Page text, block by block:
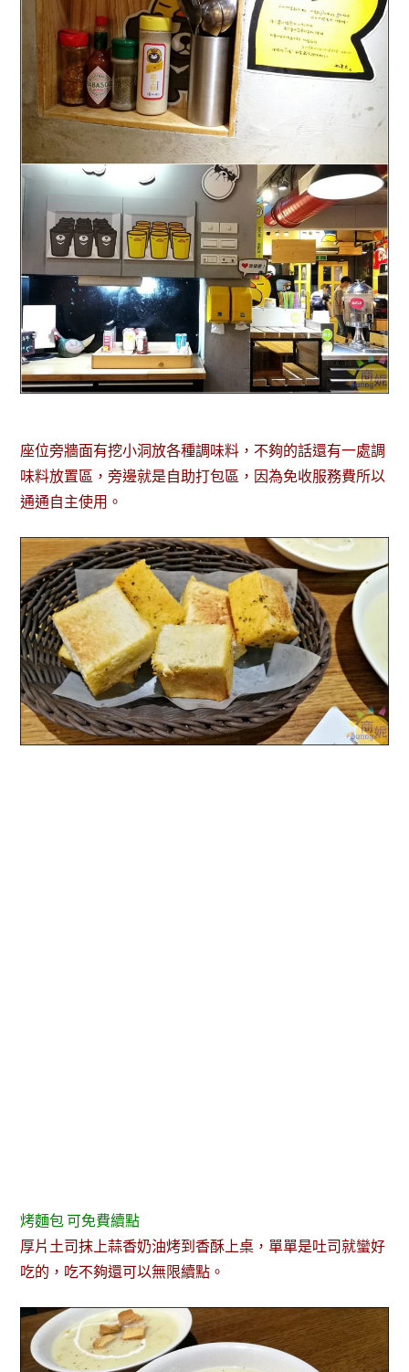
座位旁牆面有挖小洞放各種調味料，不夠的話還有一處調
味料放置區，旁邊就是自助打包區，因為免收服務費所以
通通自主使用。
烤麵包 可免費續點
厚片土司抹上蒜香奶油烤到香酥上桌，單單是吐司就蠻好
吃的，吃不夠還可以無限續點。